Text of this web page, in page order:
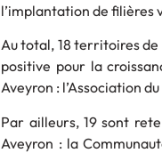
l’implantation de filières
Au total, 18 territoires
positive pour la
Aveyron : l’Association
Par ailleurs, 19 sont
Aveyron : la